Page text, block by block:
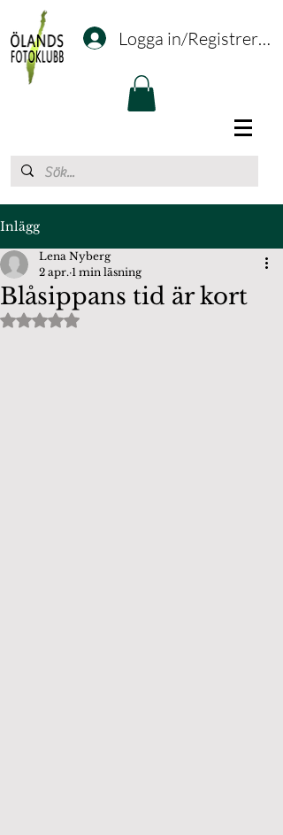
Logga in/Registrering
Inlägg
Blåsippans tid är kort
Lena Nyberg
2 apr. 1 min läsning
Betygsatt till NaN av 5 stjärnor.